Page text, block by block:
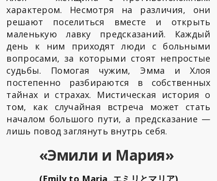
характером. Несмотря на различия, они
решают поселиться вместе и открыть
маленькую лавку предсказаний. Каждый
день к ним приходят люди с больными
вопросами, за которыми стоят непростые
судьбы. Помогая чужим, Эмма и Хлоя
постепенно разбираются в собственных
тайнах и страхах. Мистическая история о
том, как случайная встреча может стать
началом большого пути, а предсказание —
лишь повод заглянуть внутрь себя.
«Эмили и Мария»
(Emily to Maria, エミリとマリア)